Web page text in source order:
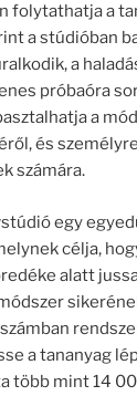
folytathatja a
a stúdióban
a
próbaóra
a
és
számára.
egy
célja,
alatt
a tananyag
több mint 14